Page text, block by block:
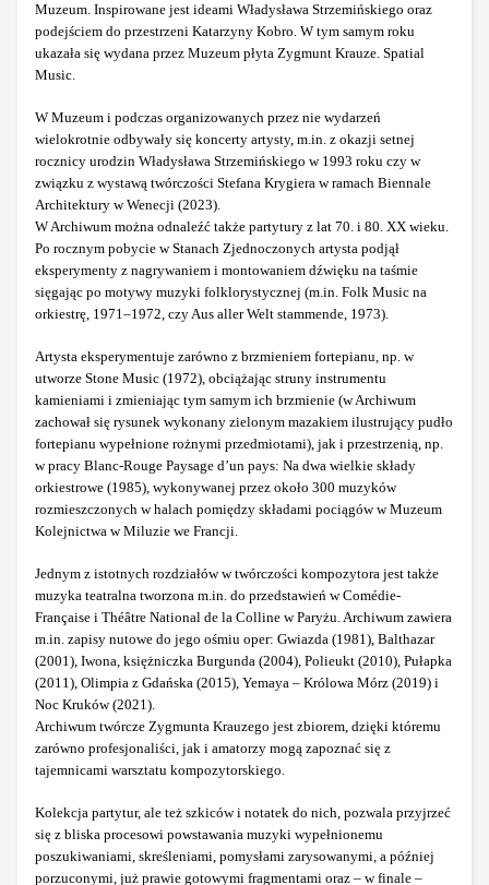
Muzeum. Inspirowane jest ideami Władysława Strzemińskiego oraz
podejściem do przestrzeni Katarzyny Kobro. W tym samym roku
ukazała się wydana przez Muzeum płyta Zygmunt Krauze. Spatial
Music.
W Muzeum i podczas organizowanych przez nie wydarzeń
wielokrotnie odbywały się koncerty artysty, m.in. z okazji setnej
rocznicy urodzin Władysława Strzemińskiego w 1993 roku czy w
związku z wystawą twórczości Stefana Krygiera w ramach Biennale
Architektury w Wenecji (2023).
W Archiwum można odnaleźć także partytury z lat 70. i 80. XX wieku.
Po rocznym pobycie w Stanach Zjednoczonych artysta podjął
eksperymenty z nagrywaniem i montowaniem dźwięku na taśmie
sięgając po motywy muzyki folklorystycznej (m.in. Folk Music na
orkiestrę, 1971–1972, czy Aus aller Welt stammende, 1973).
Artysta eksperymentuje zarówno z brzmieniem fortepianu, np. w
utworze Stone Music (1972), obciążając struny instrumentu
kamieniami i zmieniając tym samym ich brzmienie (w Archiwum
zachował się rysunek wykonany zielonym mazakiem ilustrujący pudło
fortepianu wypełnione rożnymi przedmiotami), jak i przestrzenią, np.
w pracy Blanc-Rouge Paysage d’un pays: Na dwa wielkie składy
orkiestrowe (1985), wykonywanej przez około 300 muzyków
rozmieszczonych w halach pomiędzy składami pociągów w Muzeum
Kolejnictwa w Miluzie we Francji.
Jednym z istotnych rozdziałów w twórczości kompozytora jest także
muzyka teatralna tworzona m.in. do przedstawień w Comédie-
Française i Théâtre National de la Colline w Paryżu. Archiwum zawiera
m.in. zapisy nutowe do jego ośmiu oper: Gwiazda (1981), Balthazar
(2001), Iwona, księżniczka Burgunda (2004), Polieukt (2010), Pułapka
(2011), Olimpia z Gdańska (2015), Yemaya – Królowa Mórz (2019) i
Noc Kruków (2021).
Archiwum twórcze Zygmunta Krauzego jest zbiorem, dzięki któremu
zarówno profesjonaliści, jak i amatorzy mogą zapoznać się z
tajemnicami warsztatu kompozytorskiego.
Kolekcja partytur, ale też szkiców i notatek do nich, pozwala przyjrzeć
się z bliska procesowi powstawania muzyki wypełnionemu
poszukiwaniami, skreśleniami, pomysłami zarysowanymi, a później
porzuconymi, już prawie gotowymi fragmentami oraz – w finale –